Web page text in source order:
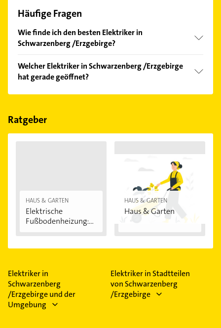
Häufige Fragen
Wie finde ich den besten Elektriker in
Schwarzenberg /Erzgebirge?
Kundenmeinungen und profitieren Sie von den
Empfehlungen. Die Suchergebnisse können Sie sich
einfach nachBewertungensortiert anzeigen lassen.
Welcher Elektriker in Schwarzenberg /Erzgebirge
hat gerade geöffnet?
Im Anbieter-Bereich finden Sie alleÖffnungszeiten.
Feiertagen abweichen können.
Ratgeber
HAUS & GARTEN
Elektrische
Fußbodenheizung:
HAUS & GARTEN
Haus & Garten
Elektriker in
Schwarzenberg
/Erzgebirge und der
Umgebung
Elektriker in Stadtteilen
von Schwarzenberg
/Erzgebirge